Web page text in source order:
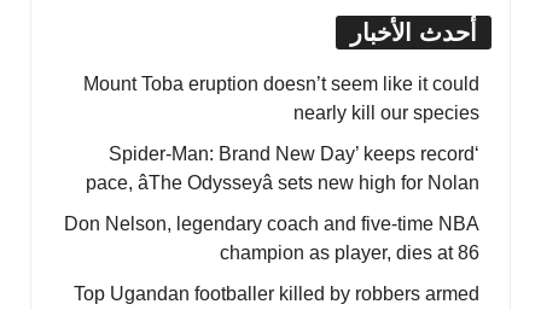
أحدث الأخبار
Mount Toba eruption doesn’t seem like it could
nearly kill our species
‘Spider-Man: Brand New Day’ keeps record
pace, âThe Odysseyâ sets new high for Nolan
Don Nelson, legendary coach and five-time NBA
champion as player, dies at 86
Top Ugandan footballer killed by robbers armed